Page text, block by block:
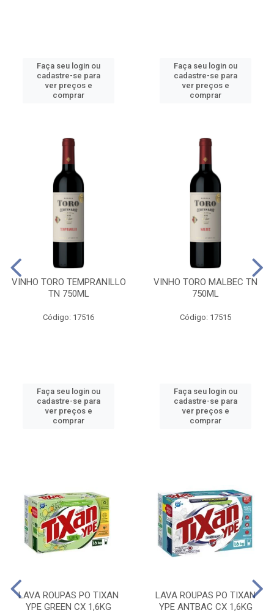
Faça seu login ou
cadastre-se para
ver preços e
comprar
Faça seu login ou
cadastre-se para
ver preços e
comprar
VINHO TORO TEMPRANILLO
TN 750ML
Código: 17516
Faça seu login ou
cadastre-se para
ver preços e
comprar
VINHO TORO MALBEC TN
750ML
Código: 17515
Faça seu login ou
cadastre-se para
ver preços e
comprar
LAVA ROUPAS PO TIXAN
YPE GREEN CX 1,6KG
LAVA ROUPAS PO TIXAN
YPE ANTBAC CX 1,6KG